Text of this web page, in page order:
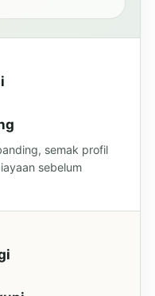
semak profil
sebelum